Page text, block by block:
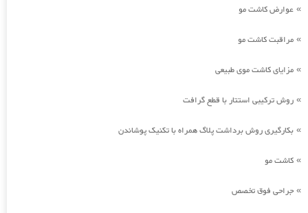
» عوارض کاشت مو
» مراقبت کاشت مو
» مزایای کاشت موی طبیعی
» روش ترکیبی استتار با قطع گرافت
» بکارگیری روش برداشت پلاگ همراه با تکنیک پوشاندن
» کاشت مو
» جراحی فوق تخصص